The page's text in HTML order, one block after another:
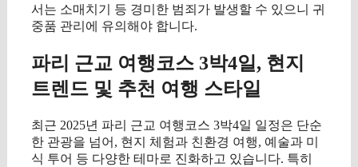
서는 소매치기 등 경미한 범죄가 발생할 수 있으니 귀
중품 관리에 유의해야 합니다.
파리 근교 여행코스 3박4일, 현지
트렌드 및 추천 여행 스타일
최근 2025년 파리 근교 여행코스 3박4일 일정은 단순
한 관광을 넘어, 현지 체험과 친환경 여행, 예술과 미
식 투어 등 다양한 테마로 진화하고 있습니다. 특히